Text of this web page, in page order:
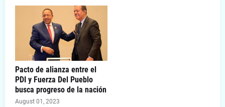
Pacto de alianza entre el
PDI y Fuerza Del Pueblo
busca progreso de la nación
August 01, 2023